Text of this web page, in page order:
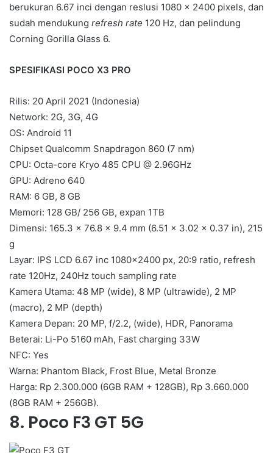
berukuran 6.67 inci dengan reslusi 1080 x 2400 pixels, dan
sudah mendukung refresh rate 120 Hz, dan pelindung
Corning Gorilla Glass 6.
SPESIFIKASI POCO X3 PRO
Rilis: 20 April 2021 (Indonesia)
Network: 2G, 3G, 4G
OS: Android 11
Chipset Qualcomm Snapdragon 860 (7 nm)
CPU: Octa-core Kryo 485 CPU @ 2.96GHz
GPU: Adreno 640
RAM: 6 GB, 8 GB
Memori: 128 GB/ 256 GB, expan 1TB
Dimensi: 165.3 x 76.8 x 9.4 mm (6.51 x 3.02 x 0.37 in), 215
g
Layar: IPS LCD 6.67 inc 1080×2400 px, 20:9 ratio, refresh
rate 120Hz, 240Hz touch sampling rate
Kamera Utama: 48 MP (wide), 8 MP (ultrawide), 2 MP
(macro), 2 MP (depth)
Kamera Depan: 20 MP, f/2.2, (wide), HDR, Panorama
Beterai: Li-Po 5160 mAh, Fast charging 33W
NFC: Yes
Warna: Phantom Black, Frost Blue, Metal Bronze
Harga: Rp 2.300.000 (6GB RAM + 128GB), Rp 3.660.000
(8GB RAM + 256GB).
8. Poco F3 GT 5G